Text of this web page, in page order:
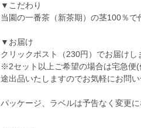
▼こだわり
当園の一番茶（新茶期）の茎100％で
▼お届け
クリックポスト（230円）でお届けし
※2セット以上ご希望の場合は宅急便
途出品いたしますのでお気軽にお問
パッケージ、ラベルは予告なく変更に